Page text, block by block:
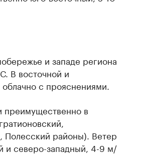
и западе региона
В восточной и
с прояснениями.
преимущественно в
Полесский районы). Ветер
и северо-западный, 4-9 м/